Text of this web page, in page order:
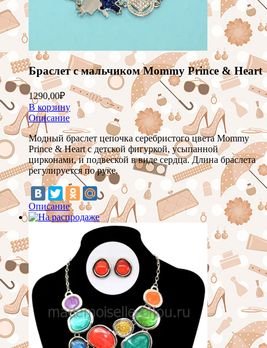
Браслет с мальчиком Mommy Prince & Heart
1290,00₽
В корзину
Описание
Модный браслет цепочка серебристого цвета Mommy
Prince & Heart с детской фигуркой, усыпанной
цирконами, и подвеской в виде сердца. Длина браслета
регулируется по руке.
Описание